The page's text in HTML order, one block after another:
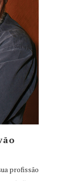
profissão